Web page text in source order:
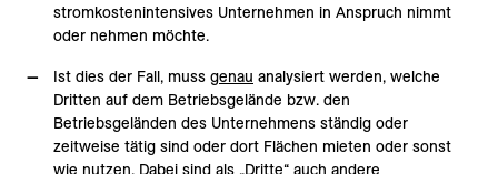
stromkostenintensives Unternehmen in Anspruch nimmt
oder nehmen möchte.
Ist dies der Fall, muss genau analysiert werden, welche
Dritten auf dem Betriebsgelände bzw. den
Betriebsgeländen des Unternehmens ständig oder
zeitweise tätig sind oder dort Flächen mieten oder sonst
wie nutzen. Dabei sind als „Dritte“ auch andere